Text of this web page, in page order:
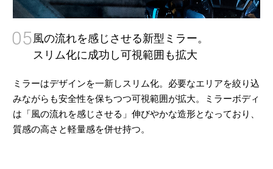
05風の流れを感じさせる新型ミラー。
スリム化に成功し可視範囲も拡大
ミラーはデザインを一新しスリム化。必要なエリアを絞り込
みながらも安全性を保ちつつ可視範囲が拡大。ミラーボディ
は「風の流れを感じさせる」伸びやかな造形となっており、
質感の高さと軽量感を併せ持つ。